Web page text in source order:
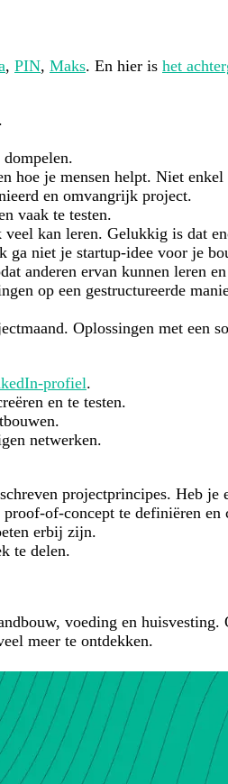
, PIN, Maks. En hier is het
hoe je mensen helpt. Niet
en omvangrijk project.
vaak te testen.
kan leren. Gelukkig is dat
ga niet je startup-idee voor je
anderen ervan kunnen leren
op een gestructureerde
Oplossingen met een
profiel.
en te testen.
netwerken.
projectprincipes. Heb je
of-concept te definiëren
erbij zijn.
te delen.
voeding en
meer te ontdekken.